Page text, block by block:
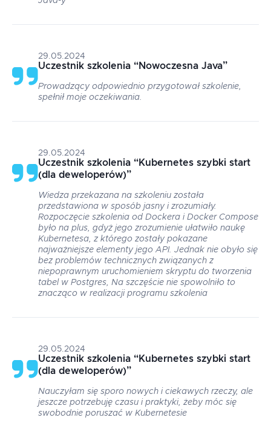
29.05.2024
Uczestnik szkolenia “Nowoczesna Java”
Prowadzący odpowiednio przygotował szkolenie,
spełnił moje oczekiwania.
29.05.2024
Uczestnik szkolenia “Kubernetes szybki start
(dla deweloperów)”
Wiedza przekazana na szkoleniu została
przedstawiona w sposób jasny i zrozumiały.
Rozpoczęcie szkolenia od Dockera i Docker Compose
było na plus, gdyż jego zrozumienie ułatwiło naukę
Kubernetesa, z którego zostały pokazane
najważniejsze elementy jego API. Jednak nie obyło się
bez problemów technicznych związanych z
niepoprawnym uruchomieniem skryptu do tworzenia
tabel w Postgres, Na szczęście nie spowolniło to
znacząco w realizacji programu szkolenia
29.05.2024
Uczestnik szkolenia “Kubernetes szybki start
(dla deweloperów)”
Nauczyłam się sporo nowych i ciekawych rzeczy, ale
jeszcze potrzebuję czasu i praktyki, żeby móc się
swobodnie poruszać w Kubernetesie